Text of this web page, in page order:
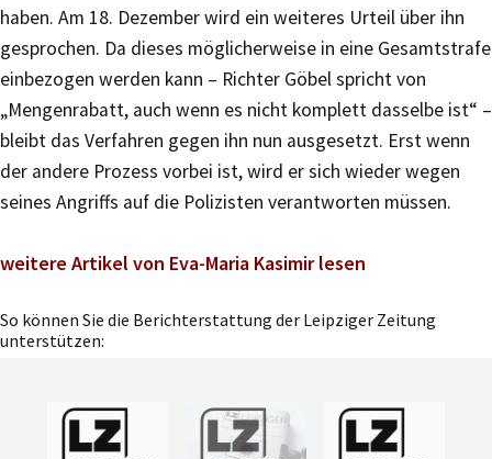
haben. Am 18. Dezember wird ein weiteres Urteil über ihn
gesprochen. Da dieses möglicherweise in eine Gesamtstrafe
einbezogen werden kann – Richter Göbel spricht von
„Mengenrabatt, auch wenn es nicht komplett dasselbe ist“ –
bleibt das Verfahren gegen ihn nun ausgesetzt. Erst wenn
der andere Prozess vorbei ist, wird er sich wieder wegen
seines Angriffs auf die Polizisten verantworten müssen.
weitere Artikel von Eva-Maria Kasimir lesen
So können Sie die Berichterstattung der Leipziger Zeitung
unterstützen: